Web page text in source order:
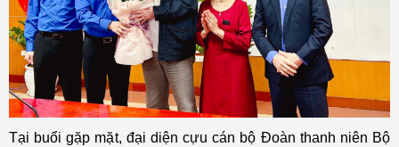
Tại buổi gặp mặt, đại diện cựu cán bộ Đoàn thanh niên Bộ